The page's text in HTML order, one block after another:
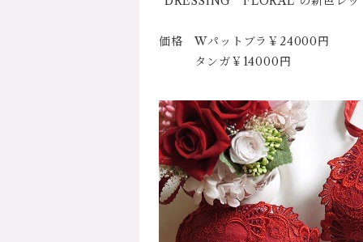
価格 Wパットブラ￥24000円
タンガ￥14000円